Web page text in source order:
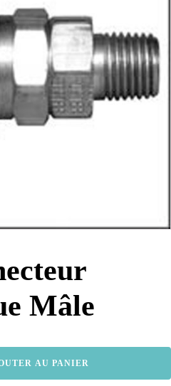
Mâle
AU PANIER